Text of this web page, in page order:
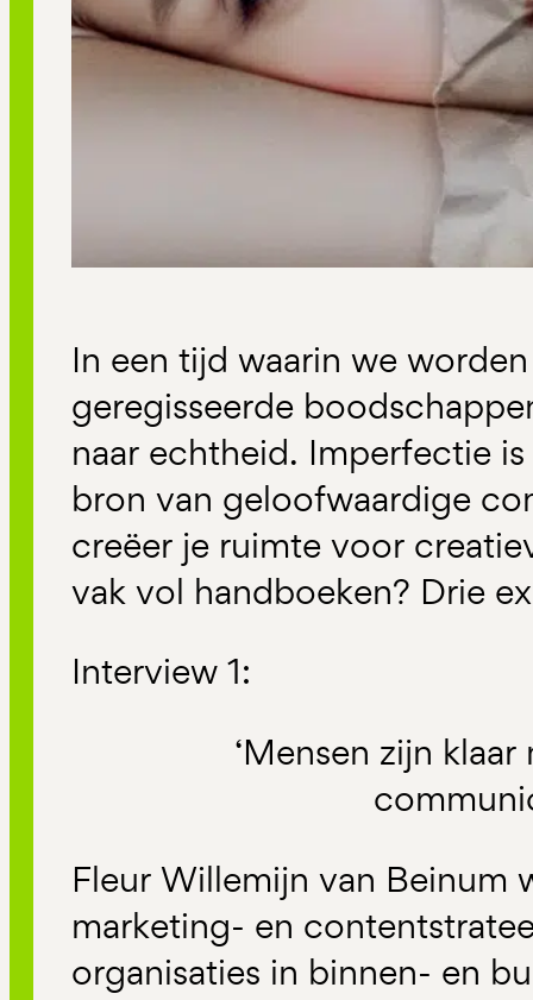
In een tijd waarin we
geregisseerde
naar echtheid. Imperfectie
bron van geloofwaardige
creëer je ruimte voor
vak vol handboeken? Drie
Interview 1:
‘Mensen zijn
Fleur Willemijn van Beinum
marketing- en
organisaties in binnen- en